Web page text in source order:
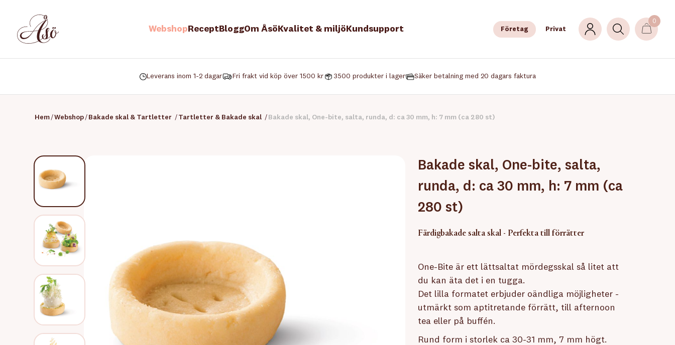
Webshop ReceptBloggOm Åsö Kvalitet & miljö Kundsupport Företag Privat
0
Leverans inom 1-2 dagar Fri frakt vid köp över 1500 kr 3500 produkter i lager Säker betalning med 20 dagars faktura
Hem /Webshop / Bakade skal & Tartletter / Tartletter & Bakade skal / Bakade skal, One-bite, salta, runda, d: ca 30 mm, h: 7 mm (ca 280 st)
Bakade skal, One-bite, salta,
runda, d: ca 30 mm, h: 7 mm (ca
280 st)
Färdigbakade salta skal - Perfekta till förrätter
One-Bite är ett lättsaltat mördegsskal så litet att
du kan äta det i en tugga.
Det lilla formatet erbjuder oändliga möjligheter -
utmärkt som aptitretande förrätt, till afternoon
tea eller på buffén.
Rund form i storlek ca 30-31 mm, 7 mm högt.